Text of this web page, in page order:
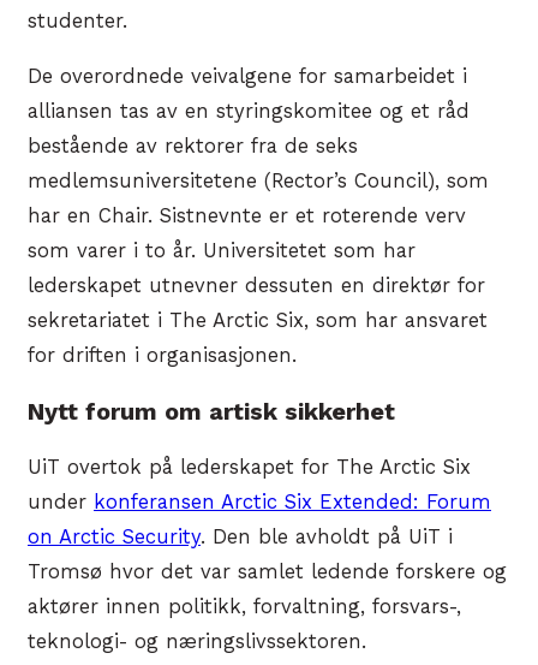
studenter.
De overordnede veivalgene for samarbeidet i
alliansen tas av en styringskomitee og et råd
bestående av rektorer fra de seks
medlemsuniversitetene (Rector’s Council), som
har en Chair. Sistnevnte er et roterende verv
som varer i to år. Universitetet som har
lederskapet utnevner dessuten en direktør for
sekretariatet i The Arctic Six, som har ansvaret
for driften i organisasjonen.
Nytt forum om artisk sikkerhet
UiT overtok på lederskapet for The Arctic Six
under konferansen Arctic Six Extended: Forum
on Arctic Security. Den ble avholdt på UiT i
Tromsø hvor det var samlet ledende forskere og
aktører innen politikk, forvaltning, forsvars-,
teknologi- og næringslivssektoren.